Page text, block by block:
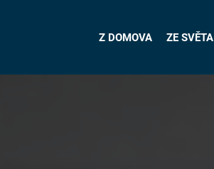
Z DOMOVA ZE SVĚTA